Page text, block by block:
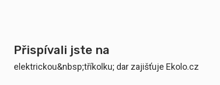
Přispívali jste na
elektrickou&nbsp;tříkolku; dar zajišťuje Ekolo.cz